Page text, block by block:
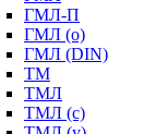
ГМЛ-П
ГМЛ (о)
ГМЛ (DIN)
ТМ
ТМЛ
ТМЛ (с)